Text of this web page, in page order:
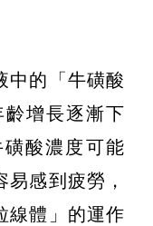
中的「牛磺酸
齡增長逐漸下
酸濃度可能
感到疲勞，
線體」的運作